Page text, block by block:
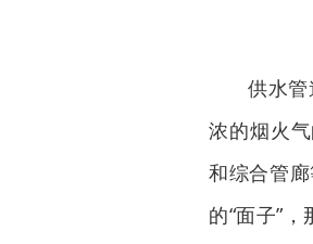
供水
浓的烟火
和综合管
的“面子”，